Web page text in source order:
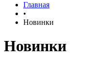
Главная
•
Новинки
Новинки